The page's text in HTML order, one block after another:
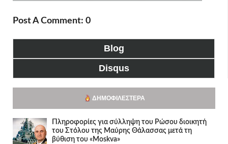
Post A Comment: 0
Blog
Disqus
ΔΗΜΟΦΙΛΈΣΤΕΡΑ
Πληροφορίες για σύλληψη του Ρώσου διοικητή
του Στόλου της Mαύρης Θάλασσας μετά τη
βύθιση του «Moskva»